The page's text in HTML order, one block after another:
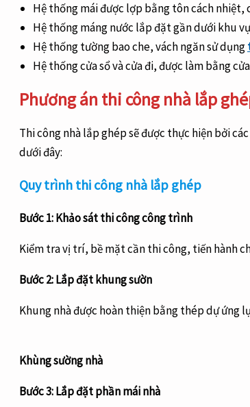
Hệ thống mái được lợp bằng tôn cách nhiệt,
Hệ thống máng nước lắp đặt gần dưới khu
Hệ thống tường bao che, vách ngăn sử dụng
Hệ thống cửa sổ và cửa đi, được làm bằng
Phương án thi công nhà lắp
Thi công nhà lắp ghép sẽ được thực hiện bởi
dưới đây:
Quy trình thi công nhà lắp ghép
Bước 1: Khảo sát thi công công trình
Kiểm tra vị trí, bề mặt cần thi công, tiến hành
Bước 2: Lắp đặt khung sườn
Khung nhà được hoàn thiện bằng thép dự ứng
Khùng sường nhà
Bước 3: Lắp đặt phần mái nhà